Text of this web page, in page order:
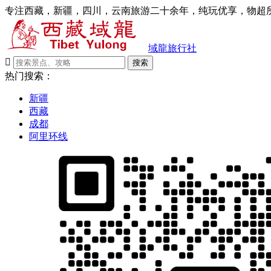
专注西藏，新疆，四川，云南旅游二十余年，纯玩优享，物超
域龍旅行社

搜索
热门搜索：
新疆
西藏
成都
阿里环线